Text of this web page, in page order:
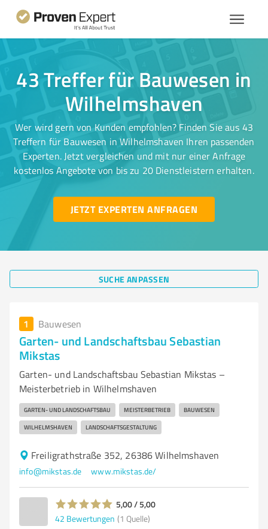
43 Treffer für Bauwesen in
Wilhelmshaven
Wer wird gern von Kunden empfohlen? Finden Sie aus 43
Treffern für Bauwesen in Wilhelmshaven Ihren passenden
Experten. Jetzt vergleichen und mit nur einer Anfrage
kostenlos Angebote von bis zu 20 Dienstleistern erhalten.
JETZT EXPERTEN ANFRAGEN
SUCHE ANPASSEN
1 Bauwesen
Garten- und Landschaftsbau Sebastian
Mikstas
Garten- und Landschaftsbau Sebastian Mikstas –
Meisterbetrieb in Wilhelmshaven
GARTEN- UND LANDSCHAFTSBAU MEISTERBETRIEB BAUWESEN
WILHELMSHAVEN LANDSCHAFTSGESTALTUNG
Freiligrathstraße 352, 26386 Wilhelmshaven
info@mikstas.de www.mikstas.de/
5,00 / 5,00
42 Bewertungen (1 Quelle)